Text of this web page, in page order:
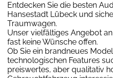
Entdecken Sie die besten
Hansestadt Lübeck und
Traumwagen.
Unser vielfältiges Angebot
fast keine Wünsche offen.
Ob Sie ein brandneues
technologischen Features
preiswertes, aber qualitativ